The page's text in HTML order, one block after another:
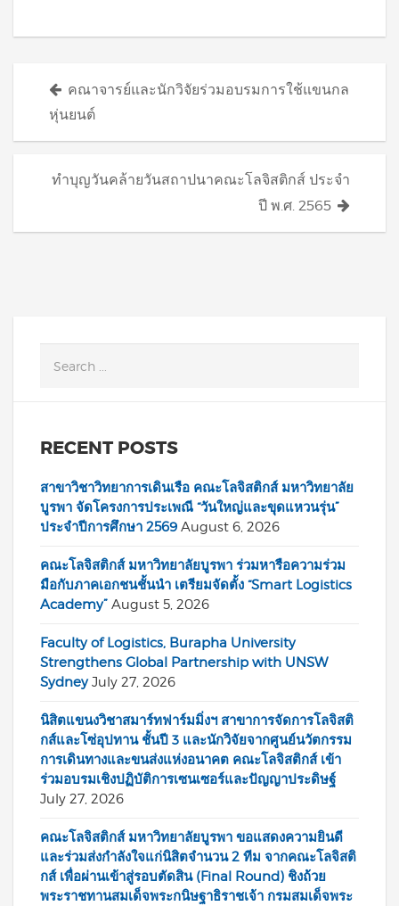
Posts
navigation
คณาจารย์และนักวิจัยร่วมอบรมการใช้แขนกล
หุ่นยนต์
ทำบุญวันคล้ายวันสถาปนาคณะโลจิสติกส์ ประจำ
ปี พ.ศ. 2565
RECENT POSTS
สาขาวิชาวิทยาการเดินเรือ คณะโลจิสติกส์ มหาวิทยาลัย
บูรพา จัดโครงการประเพณี “วันใหญ่และขุดแหวนรุ่น”
ประจำปีการศึกษา 2569 August 6, 2026
คณะโลจิสติกส์ มหาวิทยาลัยบูรพา ร่วมหารือความร่วม
มือกับภาคเอกชนชั้นนำ เตรียมจัดตั้ง “Smart Logistics
Academy” August 5, 2026
Faculty of Logistics, Burapha University
Strengthens Global Partnership with UNSW
Sydney July 27, 2026
นิสิตแขนงวิชาสมาร์ทฟาร์มมิ่งฯ สาขาการจัดการโลจิสติ
กส์และโซ่อุปทาน ชั้นปี 3 และนักวิจัยจากศูนย์นวัตกรรม
การเดินทางและขนส่งแห่งอนาคต คณะโลจิสติกส์ เข้า
ร่วมอบรมเชิงปฏิบัติการเซนเซอร์และปัญญาประดิษฐ์
July 27, 2026
คณะโลจิสติกส์ มหาวิทยาลัยบูรพา ขอแสดงความยินดี
และร่วมส่งกำลังใจแก่นิสิตจำนวน 2 ทีม จากคณะโลจิสติ
กส์ เพื่อผ่านเข้าสู่รอบตัดสิน (Final Round) ชิงถ้วย
พระราชทานสมเด็จพระกนิษฐาธิราชเจ้า กรมสมเด็จพระ